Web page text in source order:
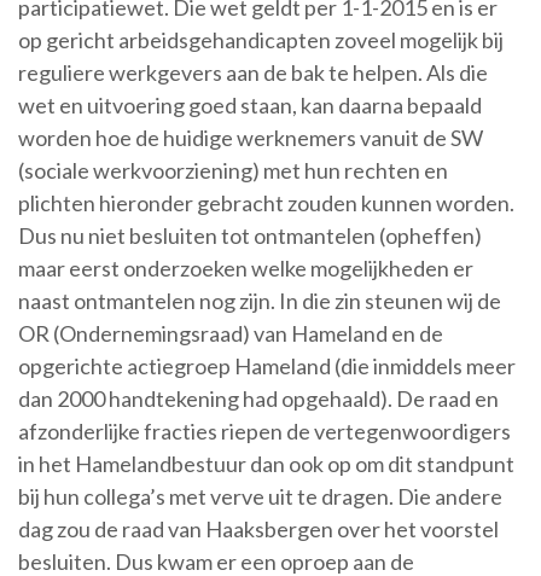
participatiewet. Die wet geldt per 1-1-2015 en is er
op gericht arbeidsgehandicapten zoveel mogelijk bij
reguliere werkgevers aan de bak te helpen. Als die
wet en uitvoering goed staan, kan daarna bepaald
worden hoe de huidige werknemers vanuit de SW
(sociale werkvoorziening) met hun rechten en
plichten hieronder gebracht zouden kunnen worden.
Dus nu niet besluiten tot ontmantelen (opheffen)
maar eerst onderzoeken welke mogelijkheden er
naast ontmantelen nog zijn. In die zin steunen wij de
OR (Ondernemingsraad) van Hameland en de
opgerichte actiegroep Hameland (die inmiddels meer
dan 2000 handtekening had opgehaald). De raad en
afzonderlijke fracties riepen de vertegenwoordigers
in het Hamelandbestuur dan ook op om dit standpunt
bij hun collega’s met verve uit te dragen. Die andere
dag zou de raad van Haaksbergen over het voorstel
besluiten. Dus kwam er een oproep aan de